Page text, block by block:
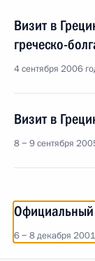
Визит в
греческо-
4 сентября 2006
Визит в
8 − 9 сентября
Официальный
6 − 8 декабря